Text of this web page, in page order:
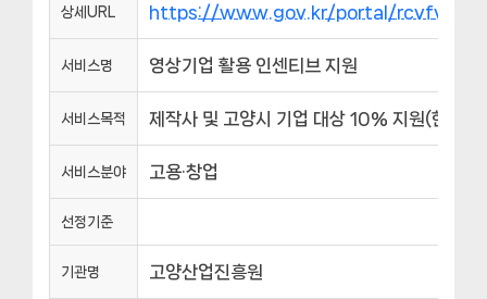
상세URL https://www.gov.kr/portal/
서비스명 영상기업 활용 인센티브 지원
서비스목적 제작사 및 고양시 기업 대상 10% 지원(한 작
서비스분야 고용·창업
선정기준
기관명 고양산업진흥원